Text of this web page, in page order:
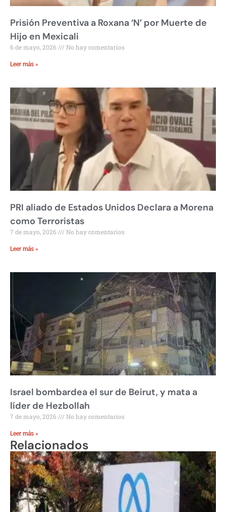
Prisión Preventiva a Roxana ‘N’ por Muerte de
Hijo en Mexicali
6 de mayo, 2026 No hay comentarios
Leer más »
PRI aliado de Estados Unidos Declara a Morena
como Terroristas
7 de mayo, 2026 No hay comentarios
Leer más »
Israel bombardea el sur de Beirut, y mata a
líder de Hezbollah
7 de mayo, 2026 No hay comentarios
Leer más »
Relacionados